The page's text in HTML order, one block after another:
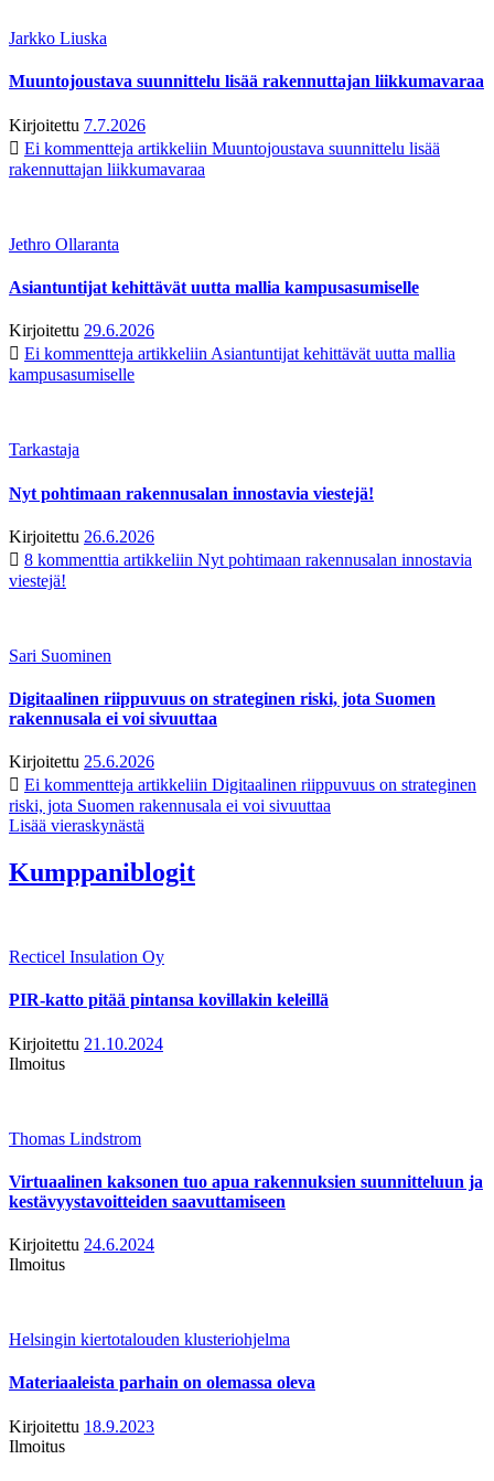
Jarkko Liuska
Muuntojoustava suunnittelu lisää rakennuttajan liikkumavaraa
Kirjoitettu 7.7.2026
Ei kommentteja artikkeliin Muuntojoustava suunnittelu lisää
rakennuttajan liikkumavaraa
Jethro Ollaranta
Asiantuntijat kehittävät uutta mallia kampusasumiselle
Kirjoitettu 29.6.2026
Ei kommentteja artikkeliin Asiantuntijat kehittävät uutta mallia
kampusasumiselle
Tarkastaja
Nyt pohtimaan rakennusalan innostavia viestejä!
Kirjoitettu 26.6.2026
8 kommenttia artikkeliin Nyt pohtimaan rakennusalan innostavia
viestejä!
Sari Suominen
Digitaalinen riippuvuus on strateginen riski, jota Suomen
rakennusala ei voi sivuuttaa
Kirjoitettu 25.6.2026
Ei kommentteja artikkeliin Digitaalinen riippuvuus on strateginen
riski, jota Suomen rakennusala ei voi sivuuttaa
Lisää vieraskynästä
Kumppaniblogit
Recticel Insulation Oy
PIR-katto pitää pintansa kovillakin keleillä
Kirjoitettu 21.10.2024
Ilmoitus
Thomas Lindstrom
Virtuaalinen kaksonen tuo apua rakennuksien suunnitteluun ja
kestävyystavoitteiden saavuttamiseen
Kirjoitettu 24.6.2024
Ilmoitus
Helsingin kiertotalouden klusteriohjelma
Materiaaleista parhain on olemassa oleva
Kirjoitettu 18.9.2023
Ilmoitus